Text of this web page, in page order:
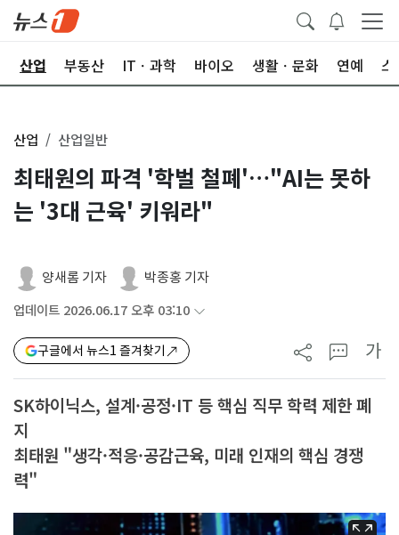
산업 부동산 ITㆍ과학 바이오 생활ㆍ문화 연예 스
산업 산업일반
최태원의 파격 '학벌 철폐'…"AI는 못하
는 '3대 근육' 키워라"
양새롬 기자 박종홍 기자
업데이트 2026.06.17 오후 03:10
구글에서 뉴스1 즐겨찾기 가
SK하이닉스, 설계·공정·IT 등 핵심 직무 학력 제한 폐
지
최태원 "생각·적응·공감근육, 미래 인재의 핵심 경쟁
력"